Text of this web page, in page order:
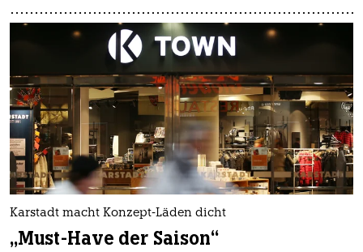
Karstadt macht Konzept-Läden dicht
„Must-Have der Saison“